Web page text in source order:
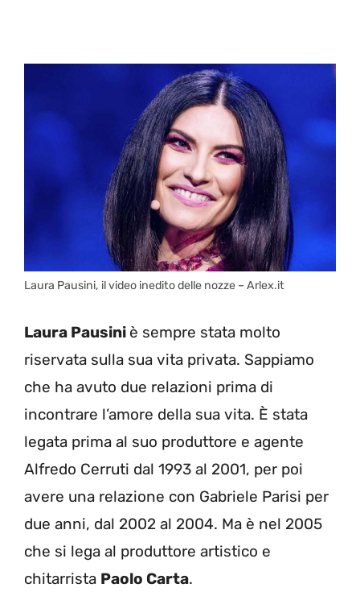
Laura Pausini, il video inedito delle nozze – Arlex.it
Laura Pausini è sempre stata molto
riservata sulla sua vita privata. Sappiamo
che ha avuto due relazioni prima di
incontrare l’amore della sua vita. È stata
legata prima al suo produttore e agente
Alfredo Cerruti dal 1993 al 2001, per poi
avere una relazione con Gabriele Parisi per
due anni, dal 2002 al 2004. Ma è nel 2005
che si lega al produttore artistico e
chitarrista Paolo Carta.